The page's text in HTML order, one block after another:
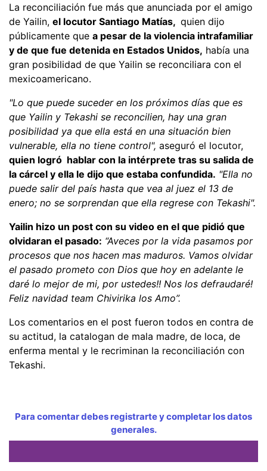
La reconciliación fue más que anunciada por el amigo
de Yailin, el locutor Santiago Matías, quien dijo
públicamente que a pesar de la violencia intrafamiliar
y de que fue detenida en Estados Unidos, había una
gran posibilidad de que Yailin se reconciliara con el
mexicoamericano.
"Lo que puede suceder en los próximos días que es
que Yailin y Tekashi se reconcilien, hay una gran
posibilidad ya que ella está en una situación bien
vulnerable, ella no tiene control", aseguró el locutor,
quien logró hablar con la intérprete tras su salida de
la cárcel y ella le dijo que estaba confundida. "Ella no
puede salir del país hasta que vea al juez el 13 de
enero; no se sorprendan que ella regrese con Tekashi".
Yailin hizo un post con su video en el que pidió que
olvidaran el pasado: “Aveces por la vida pasamos por
procesos que nos hacen mas maduros. Vamos olvidar
el pasado prometo con Dios que hoy en adelante le
daré lo mejor de mi, por ustedes!! Nos los defraudaré!
Feliz navidad team Chivirika los Amo”.
Los comentarios en el post fueron todos en contra de
su actitud, la catalogan de mala madre, de loca, de
enferma mental y le recriminan la reconciliación con
Tekashi.
Para comentar debes registrarte y completar los datos
generales.